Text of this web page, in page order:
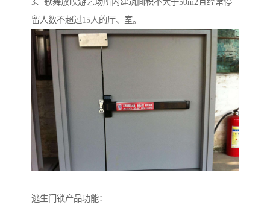
留人数不超过15人的厅、室。
逃生门锁产品功能：